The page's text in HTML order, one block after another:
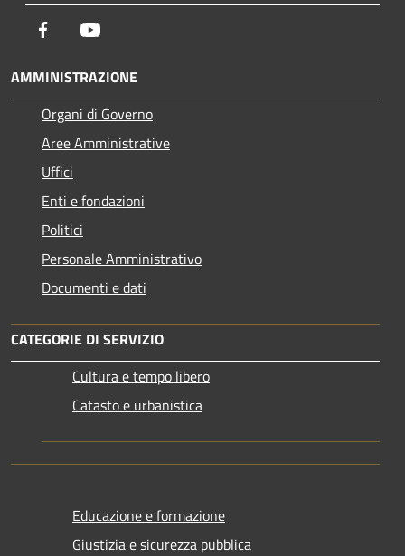
Facebook
AMMINISTRAZIONE
Organi di Governo
Aree Amministrative
Uffici
Enti e fondazioni
Politici
Personale Amministrativo
Documenti e dati
CATEGORIE DI SERVIZIO
Cultura e tempo libero
Catasto e urbanistica
Educazione e formazione
Giustizia e sicurezza pubblica